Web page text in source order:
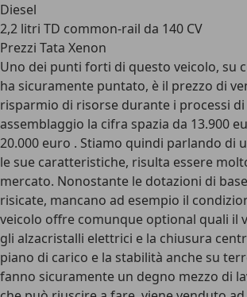
Diesel
2,2 litri TD common-rail da 140 CV
Prezzi Tata Xenon
Uno dei punti forti di questo veicolo, su
ha sicuramente puntato, è il prezzo di
risparmio di risorse durante i processi
assemblaggio la cifra spazia da 13.900
20.000 euro . Stiamo quindi parlando di
le sue caratteristiche, risulta essere
mercato. Nonostante le dotazioni di
risicate, mancano ad esempio il
veicolo offre comunque optional quali il
gli alzacristalli elettrici e la chiusura
piano di carico e la stabilità anche su
fanno sicuramente un degno mezzo di